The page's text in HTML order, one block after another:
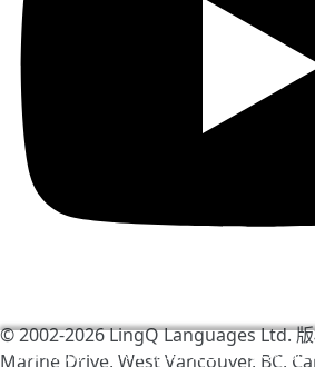
我们使用 cookie 帮助改善 LingQ。通
© 2002-2026LingQ Languages Ltd.版
Marine Drive, West Vancouver, BC,